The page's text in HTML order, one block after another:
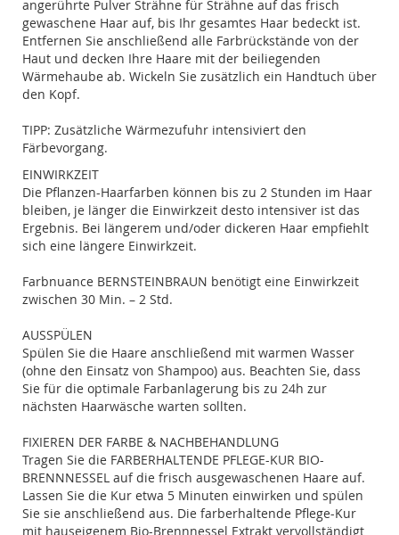
angerührte Pulver Strähne für Strähne auf das frisch
gewaschene Haar auf, bis Ihr gesamtes Haar bedeckt ist.
Entfernen Sie anschließend alle Farbrückstände von der
Haut und decken Ihre Haare mit der beiliegenden
Wärmehaube ab. Wickeln Sie zusätzlich ein Handtuch über
den Kopf.
TIPP: Zusätzliche Wärmezufuhr intensiviert den
Färbevorgang.
EINWIRKZEIT
Die Pflanzen-Haarfarben können bis zu 2 Stunden im Haar
bleiben, je länger die Einwirkzeit desto intensiver ist das
Ergebnis. Bei längerem und/oder dickeren Haar empfiehlt
sich eine längere Einwirkzeit.
Farbnuance BERNSTEINBRAUN benötigt eine Einwirkzeit
zwischen 30 Min. – 2 Std.
AUSSPÜLEN
Spülen Sie die Haare anschließend mit warmen Wasser
(ohne den Einsatz von Shampoo) aus. Beachten Sie, dass
Sie für die optimale Farbanlagerung bis zu 24h zur
nächsten Haarwäsche warten sollten.
FIXIEREN DER FARBE & NACHBEHANDLUNG
Tragen Sie die FARBERHALTENDE PFLEGE-KUR BIO-
BRENNNESSEL auf die frisch ausgewaschenen Haare auf.
Lassen Sie die Kur etwa 5 Minuten einwirken und spülen
Sie sie anschließend aus. Die farberhaltende Pflege-Kur
mit hauseigenem Bio-Brennnessel Extrakt vervollständigt